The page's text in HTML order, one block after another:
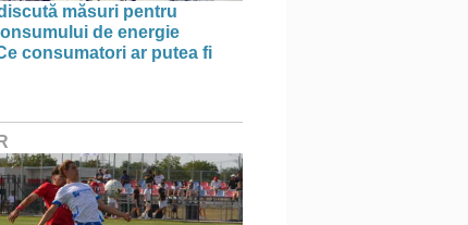
măsuri pentru
de energie
consumatori ar putea fi